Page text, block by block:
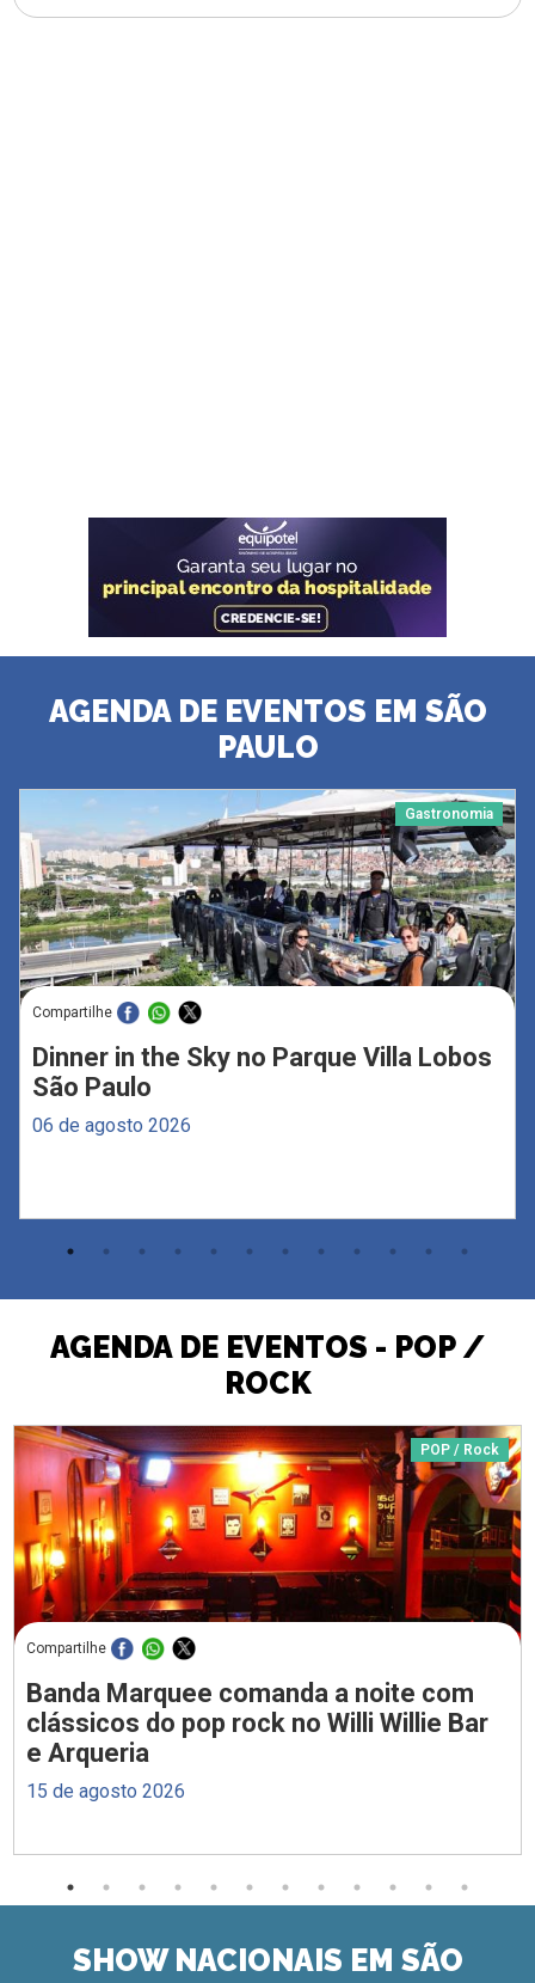
AGENDA DE EVENTOS EM SÃO
PAULO
Gastronomia
Compartilhe
Dinner in the Sky no Parque Villa Lobos
São Paulo
06 de agosto 2026
AGENDA DE EVENTOS - POP /
ROCK
POP / Rock
Compartilhe
Banda Marquee comanda a noite com
clássicos do pop rock no Willi Willie Bar
e Arqueria
15 de agosto 2026
SHOW NACIONAIS EM SÃO